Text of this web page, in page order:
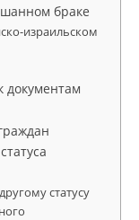
браке
израильском
документам
статусу